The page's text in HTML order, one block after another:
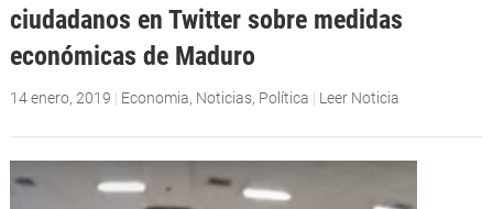
ciudadanos en Twitter sobre medidas
económicas de Maduro
14 enero, 2019 | Economia, Noticias, Política | Leer Noticia